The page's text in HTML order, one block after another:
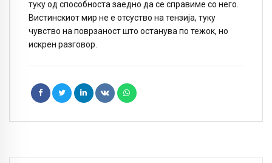
туку од способноста заедно да се справиме со него.
Вистинскиот мир не е отсуство на тензија, туку
чувство на поврзаност што останува по тежок, но
искрен разговор.